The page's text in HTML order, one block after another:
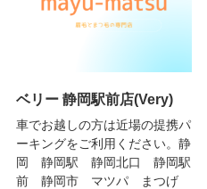
ベリー 静岡駅前店(Very)
車でお越しの方は近場の提携パ
ーキングをご利用ください。静
岡 静岡駅 静岡北口 静岡駅
前 静岡市 マツパ まつげ